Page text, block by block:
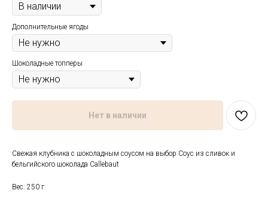
Дополнительные ягоды
Шоколадные топперы
Нет в наличии
Свежая клубника с шоколадным соусом на выбор Соус из сливок и
бельгийского шоколада Callebaut
Вес: 250 г